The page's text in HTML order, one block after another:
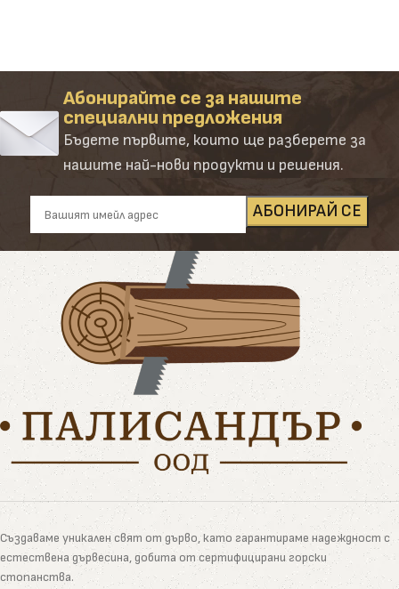
Абонирайте се за нашите
специални предложения
Бъдете първите, които ще разберете за
нашите най-нови продукти и решения.
Създаваме уникален свят от дърво, като гарантираме надеждност с
естествена дървесина, добита от сертифицирани горски
стопанства.